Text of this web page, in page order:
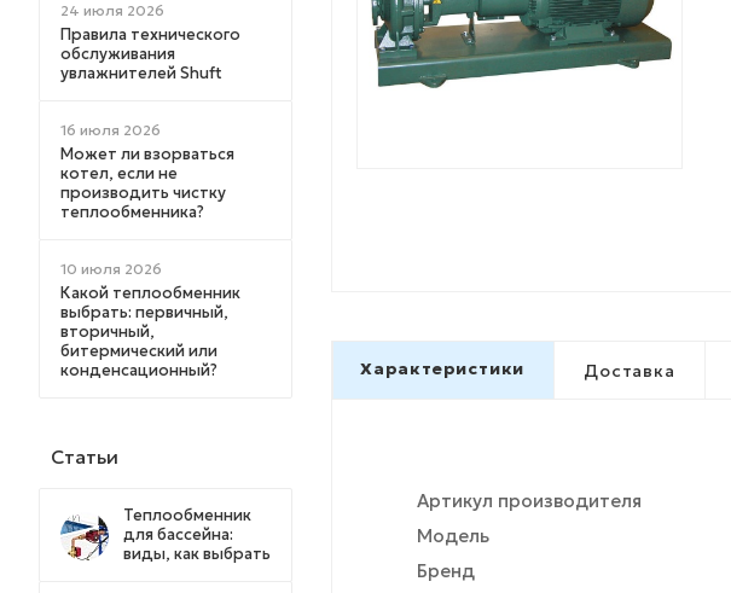
Характеристики Доставка
Артикул производителя
Модель
Бренд
24 июля 2026
Правила технического
обслуживания
увлажнителей Shuft
16 июля 2026
Может ли взорваться
котел, если не
производить чистку
теплообменника?
10 июля 2026
Какой теплообменник
выбрать: первичный,
вторичный,
битермический или
конденсационный?
Статьи
Теплообменник
для бассейна:
виды, как выбрать